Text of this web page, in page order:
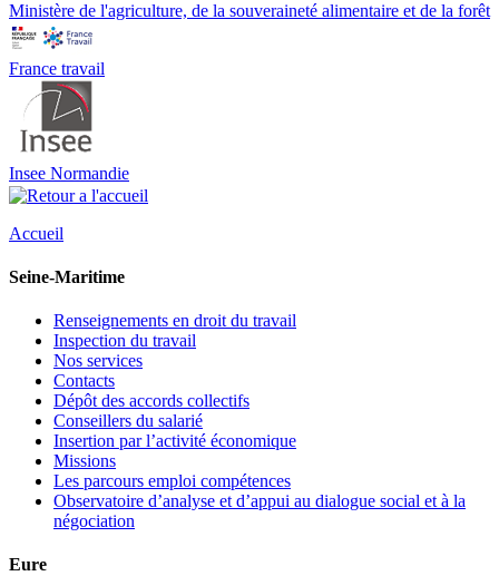
Ministère de l'agriculture, de la souveraineté alimentaire et de la forêt
France travail
Insee Normandie
Accueil
Seine-Maritime
Renseignements en droit du travail
Inspection du travail
Nos services
Contacts
Dépôt des accords collectifs
Conseillers du salarié
Insertion par l’activité économique
Missions
Les parcours emploi compétences
Observatoire d’analyse et d’appui au dialogue social et à la
négociation
Eure